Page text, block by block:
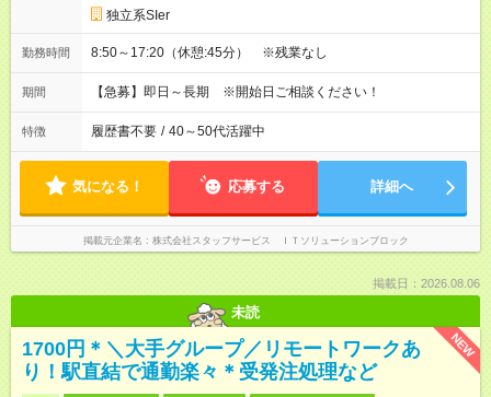
独立系SIer
勤務時間 8:50～17:20（休憩:45分） ※残業なし
期間 【急募】即日～長期 ※開始日ご相談ください！
特徴 履歴書不要 / 40～50代活躍中
気になる！ 応募する 詳細へ
掲載元企業名 株式会社スタッフサービス ＩＴソリューションブロック
掲載日：2026.08.06
未読
NEW
1700円＊＼大手グループ／リモートワークあ
り！駅直結で通勤楽々＊受発注処理など